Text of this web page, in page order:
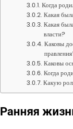
Когда
Какая
Какая
власти?
Каковы
Каковы
Когда
Какую
Ранняя